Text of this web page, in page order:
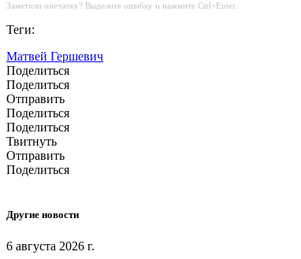
Заметили опечатку? Выделите ошибку и нажмите Ctrl+Enter.
Теги:
Матвей Гершевич
Поделиться
Поделиться
Отправить
Поделиться
Поделиться
Твитнуть
Отправить
Поделиться
Другие новости
6 августа 2026 г.